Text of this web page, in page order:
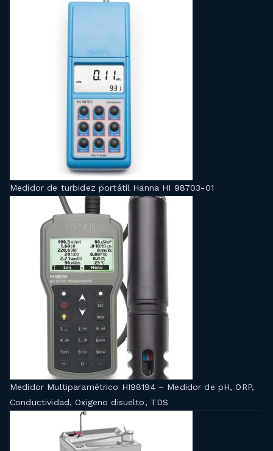
Medidor de turbidez portátil Hanna HI 98703-01
Medidor Multiparamétrico HI98194 – Medidor de pH, ORP,
Conductividad, Oxigeno disuelto, TDS